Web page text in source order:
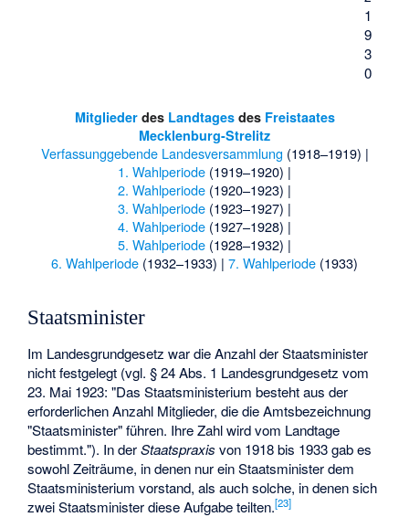
1
9
3
0
Mitgliederdes Landtagesdes Freistaates
Mecklenburg-Strelitz
Verfassunggebende Landesversammlung (1918–1919) |
1. Wahlperiode (1919–1920) |
2. Wahlperiode (1920–1923) |
3. Wahlperiode (1923–1927) |
4. Wahlperiode (1927–1928) |
5. Wahlperiode (1928–1932) |
6. Wahlperiode (1932–1933) | 7. Wahlperiode (1933)
Staatsminister
Im Landesgrundgesetz war die Anzahl der Staatsminister
nicht festgelegt (vgl. § 24 Abs. 1 Landesgrundgesetz vom
23. Mai 1923: "Das Staatsministerium besteht aus der
erforderlichen Anzahl Mitglieder, die die Amtsbezeichnung
"Staatsminister" führen. Ihre Zahl wird vom Landtage
bestimmt."). In derStaatspraxis von 1918 bis 1933 gab es
sowohl Zeiträume, in denen nur ein Staatsminister dem
Staatsministerium vorstand, als auch solche, in denen sich
zwei Staatsminister diese Aufgabe teilten.[23]